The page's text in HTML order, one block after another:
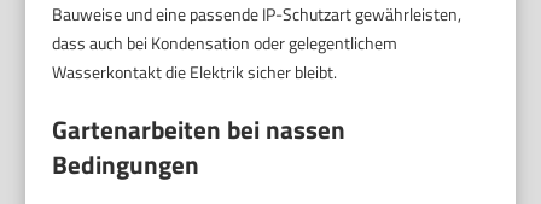
Bauweise und eine passende IP-Schutzart gewährleisten,
dass auch bei Kondensation oder gelegentlichem
Wasserkontakt die Elektrik sicher bleibt.
Gartenarbeiten bei nassen
Bedingungen